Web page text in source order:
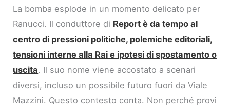
La bomba esplode in un momento delicato per
Ranucci. Il conduttore di Report è da tempo al
centro di pressioni politiche, polemiche editoriali,
tensioni interne alla Rai e ipotesi di spostamento o
uscita. Il suo nome viene accostato a scenari
diversi, incluso un possibile futuro fuori da Viale
Mazzini. Questo contesto conta. Non perché provi